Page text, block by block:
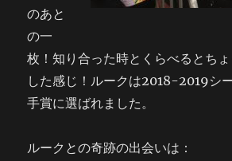
のあと
の一
枚！知り合った時とくらべるとち
した感じ！ルークは2018-2019シ
手賞に選ばれました。
ルークとの奇跡の出会いは：